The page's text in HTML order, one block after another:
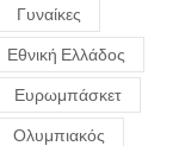
Γυναίκες
Εθνική Ελλάδος
Ευρωμπάσκετ
Ολυμπιακός